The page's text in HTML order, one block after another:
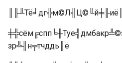
зр╩╢н╤тчддь║ё